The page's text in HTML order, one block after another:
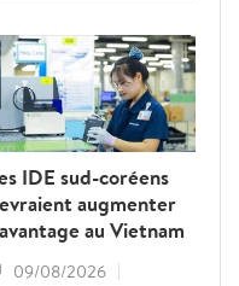
contributions
d’amitié et
pays.
IDE sud-coréens
augmenter
au Vietnam
09/08/2026